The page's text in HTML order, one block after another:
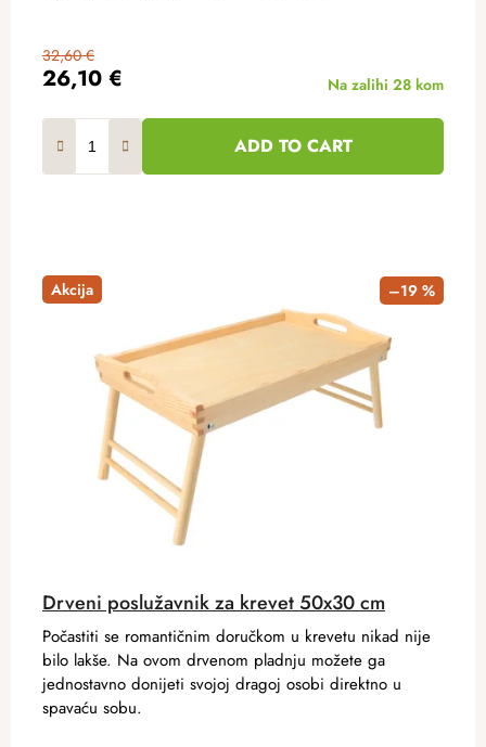
26,10 €
32,60 €
Na zalihi 28 kom
ADD TO CART
Akcija –19 %
Drveni poslužavnik za krevet 50x30 cm
Počastiti se romantičnim doručkom u krevetu nikad nije
bilo lakše. Na ovom drvenom pladnju možete ga
jednostavno donijeti svojoj dragoj osobi direktno u
spavaću sobu.